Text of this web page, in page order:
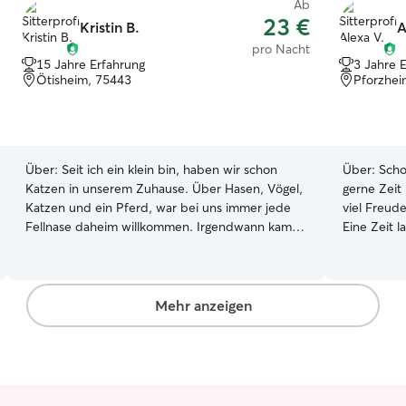
Kristin B.
Ab
23 €
pro Nacht
15 Jahre Erfahrung
Ötisheim, 75443
Über: Seit ich ein klein bin, haben wir schon
Katzen in unserem Zuhause. Über Hasen, Vögel,
Katzen und ein Pferd, war bei uns immer jede
Fellnase daheim willkommen. Irgendwann kamen
Vierbeiner. Ob jung oder alt. Da ich selbst aktuell
keine Tiere in der Wohnung haben darf, würde
ich mich gerne um andere Fellnasen kümmern,
3 Jahre
Über:
gerne Zeit
viel
Eine Zeit
Haustier
im
keine
Mehr anzeigen